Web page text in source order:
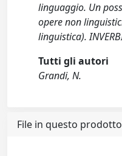
linguaggio. Un
opere non
linguistica).
Tutti gli autori
Grandi, N.
File in questo